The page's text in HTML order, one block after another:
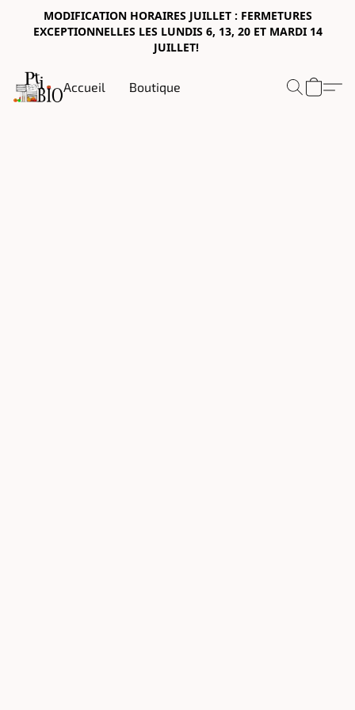
MODIFICATION HORAIRES JUILLET : FERMETURES
EXCEPTIONNELLES LES LUNDIS 6, 13, 20 ET MARDI 14
JUILLET!
Accueil Boutique